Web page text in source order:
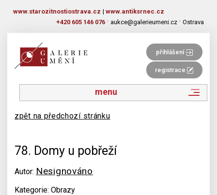
www.starozitnostiostrava.cz | www.antiksrnec.cz
+420 605 146 076 · aukce@galerieumeni.cz · Ostrava
přihlášení
registrace
menu
zpět na předchozí stránku
78. Domy u pobřeží
Autor: Nesignováno
Kategorie: Obrazy